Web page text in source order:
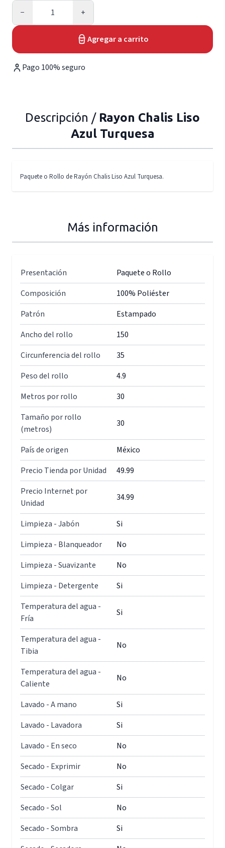
−
Cantidad
+
Agregar a carrito
Pago 100% seguro
Descripción / Rayon Chalis Liso
Azul Turquesa
Paquete o Rollo de Rayón Chalis Liso Azul Turquesa.
Más información
Presentación
Paquete o Rollo
Composición
100% Poliéster
Patrón
Estampado
Ancho del rollo
150
Circunferencia del rollo
35
Peso del rollo
4.9
Metros por rollo
30
Tamaño por rollo
(metros)
30
País de origen
México
Precio Tienda por Unidad
49.99
Precio Internet por
Unidad
34.99
Limpieza - Jabón
Si
Limpieza - Blanqueador
No
Limpieza - Suavizante
No
Limpieza - Detergente
Si
Temperatura del agua -
Fría
Si
Temperatura del agua -
Tibia
No
Temperatura del agua -
Caliente
No
Lavado - A mano
Si
Lavado - Lavadora
Si
Lavado - En seco
No
Secado - Exprimir
No
Secado - Colgar
Si
Secado - Sol
No
Secado - Sombra
Si